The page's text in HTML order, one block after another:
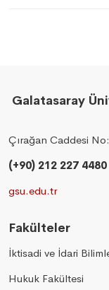
Galatasaray
Çırağan Caddesi
(+90) 212 227 4480
gsu.edu.tr
Fakülteler
İktisadi ve İdari
Hukuk Fakültesi